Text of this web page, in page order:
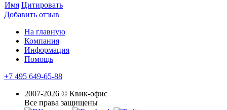
Имя Цитировать
Добавить отзыв
На главную
Компания
Информация
Помощь
+7 495 649-65-88
2007-2026 © Квик-офис
Все права защищены